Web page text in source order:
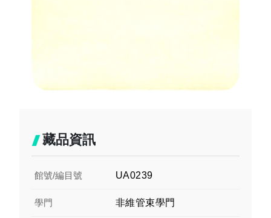
藏品資訊
館號/編目號 UA0239
學門 非維管束學門